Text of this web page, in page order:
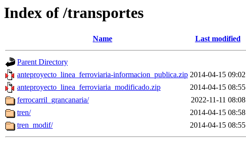
Index of /transportes
Name Last modified
Parent Directory
anteproyecto_linea_ferroviaria-informacion_publica.zip 2014-04-15 09:02
anteproyecto_linea_ferroviaria_modificado.zip
2014-04-15 08:55
ferrocarril_grancanaria/
2022-11-11 08:08
tren/
2014-04-15 08:58
tren_modif/
2014-04-15 08:55